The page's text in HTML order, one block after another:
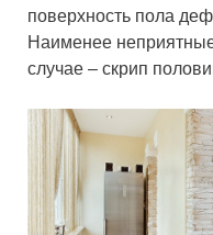
поверхность пола
Наименее
случае – скрип